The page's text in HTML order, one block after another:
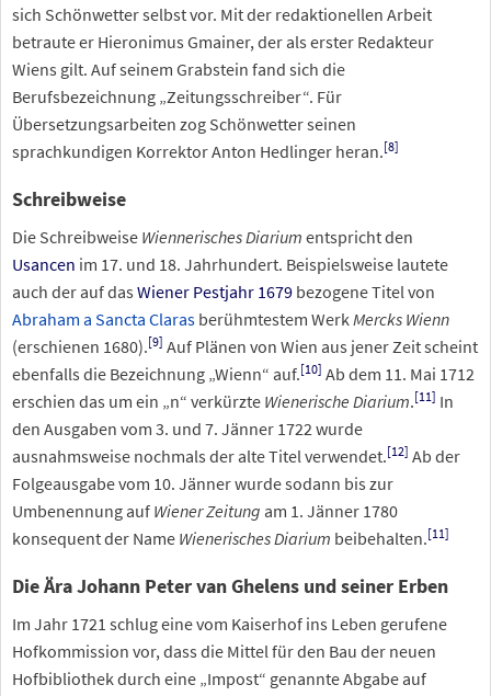
sich Schönwetter selbst vor. Mit der redaktionellen Arbeit
betraute er Hieronimus Gmainer, der als erster Redakteur
Wiens gilt. Auf seinem Grabstein fand sich die
Berufsbezeichnung „Zeitungsschreiber“. Für
Übersetzungsarbeiten zog Schönwetter seinen
sprachkundigen Korrektor Anton Hedlinger heran.[8]
Schreibweise
Die Schreibweise Wiennerisches Diarium entspricht den
Usancen im 17. und 18. Jahrhundert. Beispielsweise lautete
auch der auf das Wiener Pestjahr 1679 bezogene Titel von
Abraham a Sancta Claras berühmtestem Werk Mercks Wienn
(erschienen 1680).[9] Auf Plänen von Wien aus jener Zeit scheint
ebenfalls die Bezeichnung „Wienn“ auf.[10] Ab dem 11. Mai 1712
erschien das um ein „n“ verkürzte Wienerische Diarium.[11] In
den Ausgaben vom 3. und 7. Jänner 1722 wurde
ausnahmsweise nochmals der alte Titel verwendet.[12] Ab der
Folgeausgabe vom 10. Jänner wurde sodann bis zur
Umbenennung auf Wiener Zeitung am 1. Jänner 1780
konsequent der Name Wienerisches Diarium beibehalten.[11]
Die Ära Johann Peter van Ghelens und seiner Erben
Im Jahr 1721 schlug eine vom Kaiserhof ins Leben gerufene
Hofkommission vor, dass die Mittel für den Bau der neuen
Hofbibliothek durch eine „Impost“ genannte Abgabe auf